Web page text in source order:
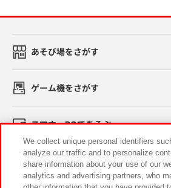
あそび場をさがす
ゲーム機をさがす
スマホ・PCであそぶ
イベント・キャンペーン
We collect unique personal identifiers
analyze our traffic and to personalize
share information about your use of our
analytics and advertising partners, who